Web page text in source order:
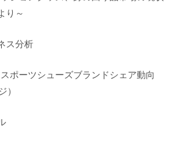
り～
ス分析
ポーツシューズブランドシェア動向
）